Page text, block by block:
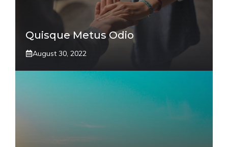
Quisque Metus Odio
August 30, 2022